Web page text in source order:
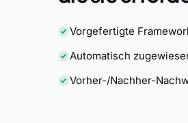
Vorgefertigte
Automatisch
Vorher-/Nachher-